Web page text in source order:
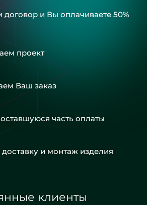
и Вы оплачиваете 50%
проект
Ваш заказ
часть оплаты
и монтаж изделия
клиенты